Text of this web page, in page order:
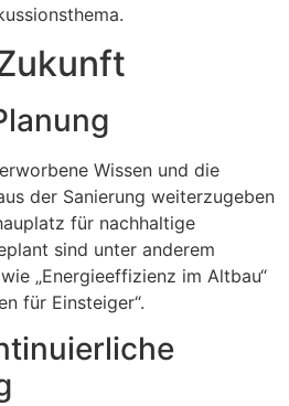
Wissen und die
der Sanierung weiterzugeben
für nachhaltige
sind unter anderem
„Energieeffizienz im Altbau“
für Einsteiger“.